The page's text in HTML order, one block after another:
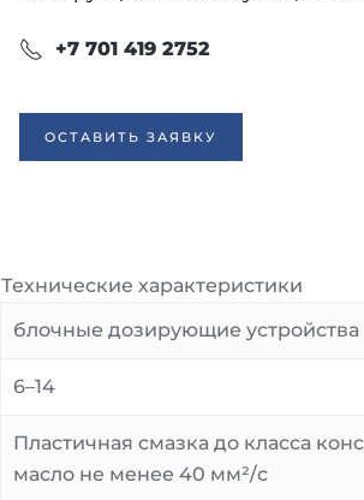
+7 701 419 2752
ОСТАВИТЬ ЗАЯВКУ
Технические характеристики
блочные дозирующие устройства
6–14
Пластичная смазка до класса
масло не менее 40 мм²/с